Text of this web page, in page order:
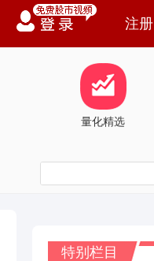
注册
量化精选